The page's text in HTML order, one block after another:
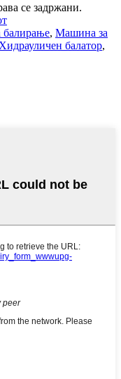
се задржани.
, Машина за
Хидрауличен балатор,